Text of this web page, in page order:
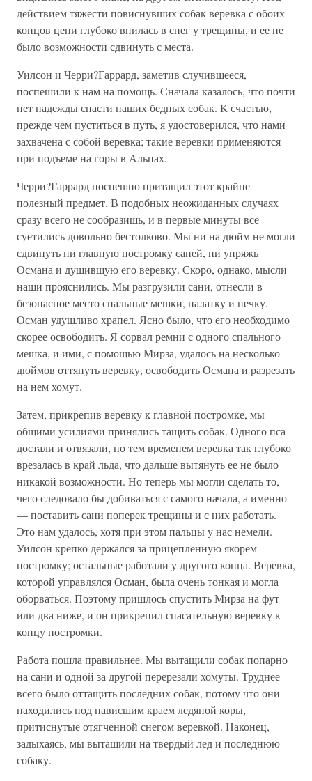
действием тяжести повиснувших собак веревка с обоих
концов цепи глубоко впилась в снег у трещины, и ее не
было возможности сдвинуть с места.
Уилсон и Черри?Гаррард, заметив случившееся,
поспешили к нам на помощь. Сначала казалось, что почти
нет надежды спасти наших бедных собак. К счастью,
прежде чем пуститься в путь, я удостоверился, что нами
захвачена с собой веревка; такие веревки применяются
при подъеме на горы в Альпах.
Черри?Гаррард поспешно притащил этот крайне
полезный предмет. В подобных неожиданных случаях
сразу всего не сообразишь, и в первые минуты все
суетились довольно бестолково. Мы ни на дюйм не могли
сдвинуть ни главную постромку саней, ни упряжь
Османа и душившую его веревку. Скоро, однако, мысли
наши прояснились. Мы разгрузили сани, отнесли в
безопасное место спальные мешки, палатку и печку.
Осман удушливо храпел. Ясно было, что его необходимо
скорее освободить. Я сорвал ремни с одного спального
мешка, и ими, с помощью Мирза, удалось на несколько
дюймов оттянуть веревку, освободить Османа и разрезать
на нем хомут.
Затем, прикрепив веревку к главной постромке, мы
общими усилиями принялись тащить собак. Одного пса
достали и отвязали, но тем временем веревка так глубоко
врезалась в край льда, что дальше вытянуть ее не было
никакой возможности. Но теперь мы могли сделать то,
чего следовало бы добиваться с самого начала, а именно
— поставить сани поперек трещины и с них работать.
Это нам удалось, хотя при этом пальцы у нас немели.
Уилсон крепко держался за прицепленную якорем
постромку; остальные работали у другого конца. Веревка,
которой управлялся Осман, была очень тонкая и могла
оборваться. Поэтому пришлось спустить Мирза на фут
или два ниже, и он прикрепил спасательную веревку к
концу постромки.
Работа пошла правильнее. Мы вытащили собак попарно
на сани и одной за другой перерезали хомуты. Труднее
всего было оттащить последних собак, потому что они
находились под нависшим краем ледяной коры,
притиснутые отягченной снегом веревкой. Наконец,
задыхаясь, мы вытащили на твердый лед и последнюю
собаку.